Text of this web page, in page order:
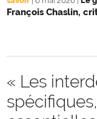
François Chaslin,
« Les